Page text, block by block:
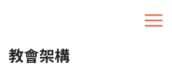
教會架構